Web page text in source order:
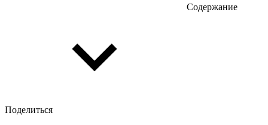
Содержание
Поделиться